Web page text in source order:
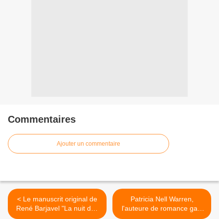
Commentaires
Ajouter un commentaire
< Le manuscrit original de
René Barjavel "La nuit des
Patricia Nell Warren,
l'auteure de romance gay,